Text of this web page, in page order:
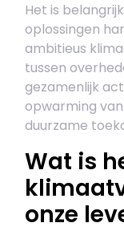
Het is
oplossingen
ambitieus
tussen
gezamenlijk
opwarming
duurzame
Wat is
onze